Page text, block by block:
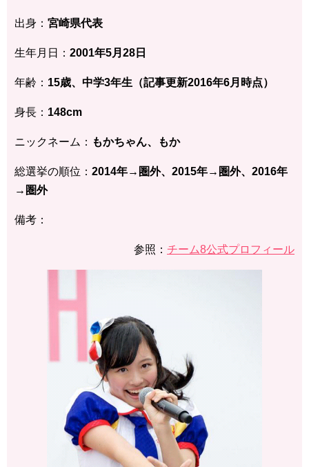
出身： 宮崎県代表
生年月日： 2001年5月28日
年齢： 15歳、中学3年生（記事更新2016年6月時点）
身長： 148cm
ニックネーム： もかちゃん、もか
総選挙の順位： 2014年→圏外、 2015年→圏外、2016年
→圏外
備考：
参照： チーム8公式プロフィール